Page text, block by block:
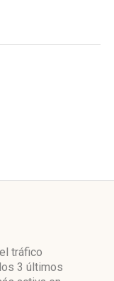
tráfico
3 últimos